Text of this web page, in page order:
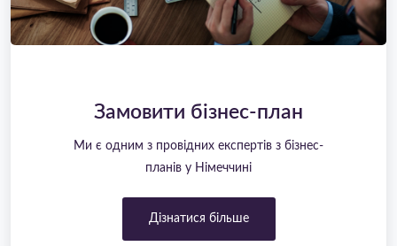
Замовити бізнес-план
Ми є одним з провідних експертів з бізнес-
планів у Німеччині
Дізнатися більше